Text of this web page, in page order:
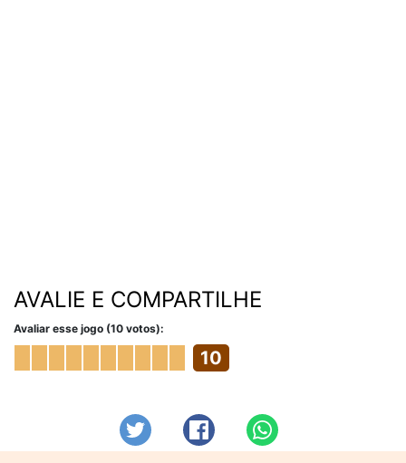
AVALIE E COMPARTILHE
Avaliar esse jogo (10 votos):
10